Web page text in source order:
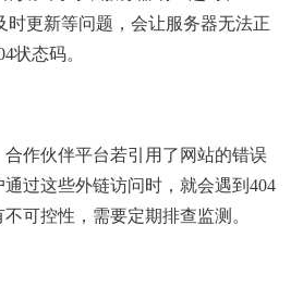
时更新等问题，会让服务器无法正
状态码。
作伙伴平台若引用了网站的错误
过这些外链访问时，就会遇到404
可控性，需要定期排查监测。